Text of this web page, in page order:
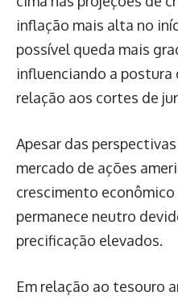
inflação mais alta no
possível queda mais
influenciando a postura
relação aos cortes de
Apesar das
mercado de ações
crescimento
permanece neutro
precificação elevados.
Em relação ao tesouro